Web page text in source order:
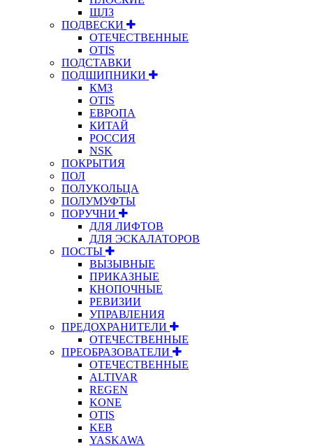
ЩЛЗ
ПОДВЕСКИ
ОТЕЧЕСТВЕННЫЕ
OTIS
ПОДСТАВКИ
ПОДШИПНИКИ
КМЗ
OTIS
ЕВРОПА
КИТАЙ
РОССИЯ
NSK
ПОКРЫТИЯ
ПОЛ
ПОЛУКОЛЬЦА
ПОЛУМУФТЫ
ПОРУЧНИ
ДЛЯ ЛИФТОВ
ДЛЯ ЭСКАЛАТОРОВ
ПОСТЫ
ВЫЗЫВНЫЕ
ПРИКАЗНЫЕ
КНОПОЧНЫЕ
РЕВИЗИИ
УПРАВЛЕНИЯ
ПРЕДОХРАНИТЕЛИ
ОТЕЧЕСТВЕННЫЕ
ПРЕОБРАЗОВАТЕЛИ
ОТЕЧЕСТВЕННЫЕ
ALTIVAR
REGEN
KONE
OTIS
KEB
YASKAWA